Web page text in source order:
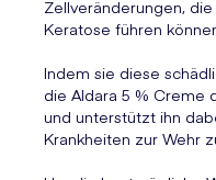
Zellveränderungen,
Keratose führen
Indem sie diese
die Aldara 5 % Creme
und unterstützt ihn
Krankheiten zur Wehr